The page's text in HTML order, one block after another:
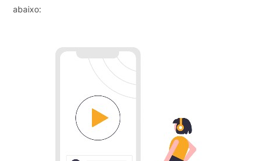
abaixo: